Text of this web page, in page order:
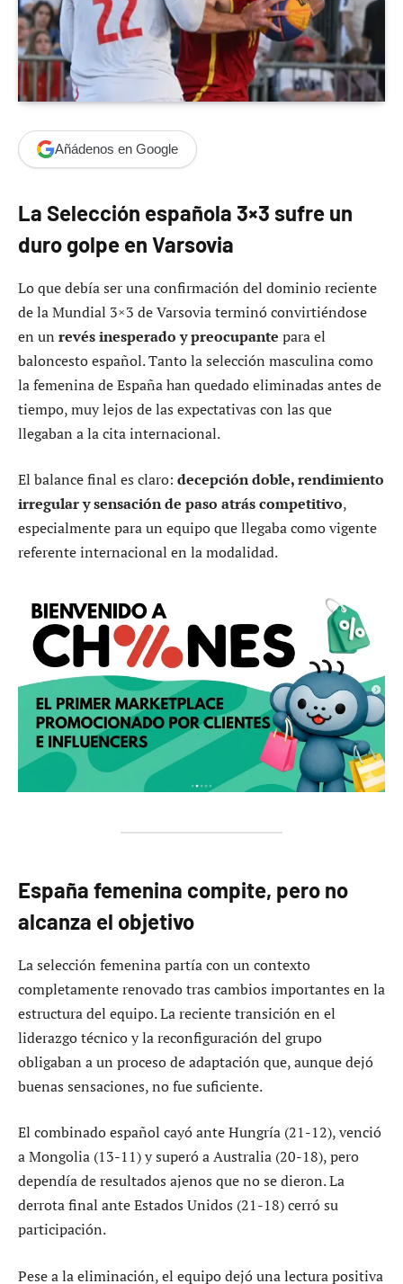
Añádenos en Google
La Selección española 3×3 sufre un
duro golpe en Varsovia
Lo que debía ser una confirmación del dominio reciente
de la Mundial 3×3 de Varsovia terminó convirtiéndose
en un revés inesperado y preocupante para el
baloncesto español. Tanto la selección masculina como
la femenina de España han quedado eliminadas antes de
tiempo, muy lejos de las expectativas con las que
llegaban a la cita internacional.
El balance final es claro: decepción doble, rendimiento
irregular y sensación de paso atrás competitivo,
especialmente para un equipo que llegaba como vigente
referente internacional en la modalidad.
España femenina compite, pero no
alcanza el objetivo
La selección femenina partía con un contexto
completamente renovado tras cambios importantes en la
estructura del equipo. La reciente transición en el
liderazgo técnico y la reconfiguración del grupo
obligaban a un proceso de adaptación que, aunque dejó
buenas sensaciones, no fue suficiente.
El combinado español cayó ante Hungría (21-12), venció
a Mongolia (13-11) y superó a Australia (20-18), pero
dependía de resultados ajenos que no se dieron. La
derrota final ante Estados Unidos (21-18) cerró su
participación.
Pese a la eliminación, el equipo dejó una lectura positiva